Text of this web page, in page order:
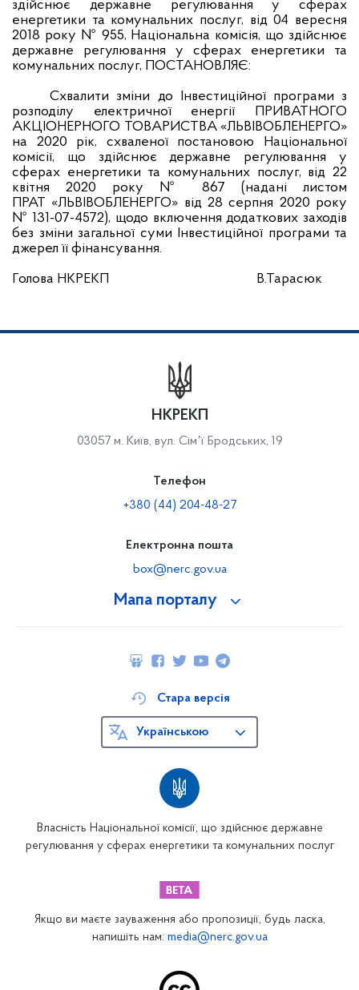
здійснює державне регулювання у сферах
енергетики та комунальних послуг, від 04 вересня
2018 року № 955, Національна комісія, що здійснює
державне регулювання у сферах енергетики та
комунальних послуг, ПОСТАНОВЛЯЄ:
Схвалити зміни до Інвестиційної програми з
розподілу електричної енергії ПРИВАТНОГО
АКЦІОНЕРНОГО ТОВАРИСТВА «ЛЬВІВОБЛЕНЕРГО»
на 2020 рік, схваленої постановою Національної
комісії, що здійснює державне регулювання у
сферах енергетики та комунальних послуг, від 22
квітня 2020 року № 867 (надані листом
ПРАТ «ЛЬВІВОБЛЕНЕРГО» від 28 серпня 2020 року
№ 131-07-4572), щодо включення додаткових заходів
без зміни загальної суми Інвестиційної програми та
джерел її фінансування.
Голова НКРЕКП
В.Тарасюк
Мапа порталу
НКРЕКП
03057 м. Київ, вул. Сімʼї Бродських, 19
Телефон
+380 (44) 204-48-27
Електронна пошта
box@nerc.gov.ua
Власність Національної комісії, що здійснює державне
регулювання у сферах енергетики та комунальних послуг
Стара версія
Українською
Якщо ви маєте зауваження або пропозиції, будь ласка,
напишіть нам: media@nerc.gov.ua